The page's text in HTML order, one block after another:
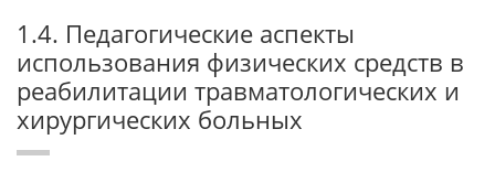
1.4. Педагогические аспекты
использования физических средств в
реабилитации травматологических и
хирургических больных